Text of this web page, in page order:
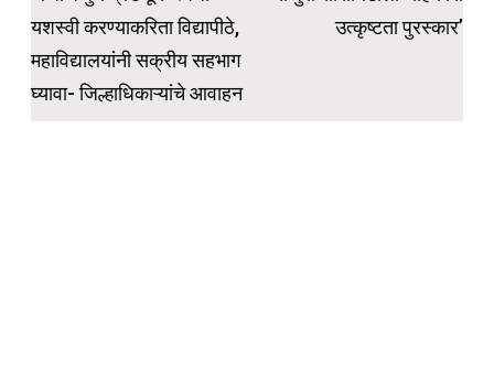
यशस्वी करण्याकरिता विद्यापीठे,
महाविद्यालयांनी सक्रीय सहभाग
घ्यावा- जिल्हाधिकाऱ्यांचे आवाहन
उत्कृष्टता पुरस्कार’